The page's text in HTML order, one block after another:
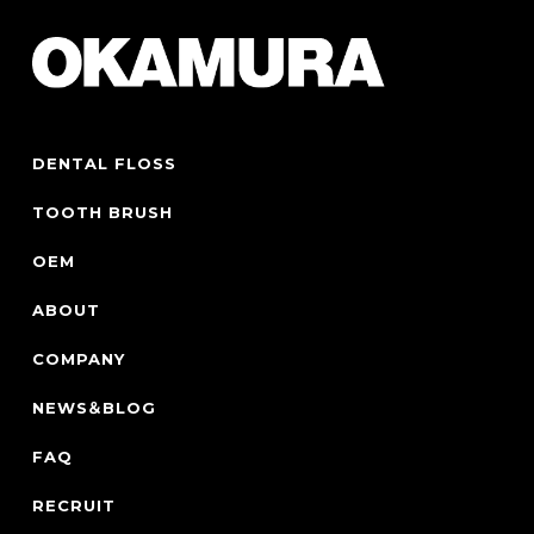
DENTAL FLOSS
TOOTH BRUSH
OEM
ABOUT
COMPANY
NEWS＆BLOG
FAQ
RECRUIT